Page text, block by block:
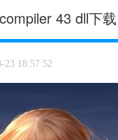
43 dll下
23 18:57:52